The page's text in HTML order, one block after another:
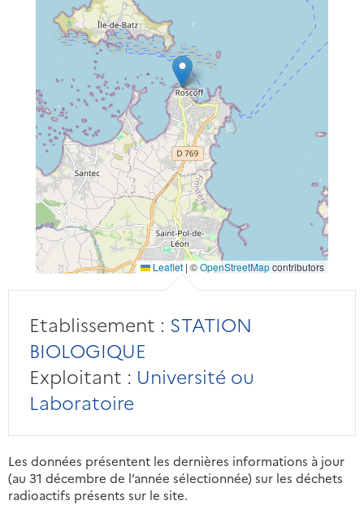
Leaflet | ©OpenStreetMapcontributors
Etablissement : STATION
BIOLOGIQUE
Exploitant : Université ou
Laboratoire
Les données présentent les dernières informations à jour
(au 31 décembre de l’année sélectionnée) sur les déchets
radioactifs présents sur le site.